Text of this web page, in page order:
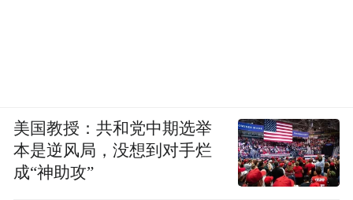
美国教授：共和党中期选举
本是逆风局，没想到对手烂
成“神助攻”